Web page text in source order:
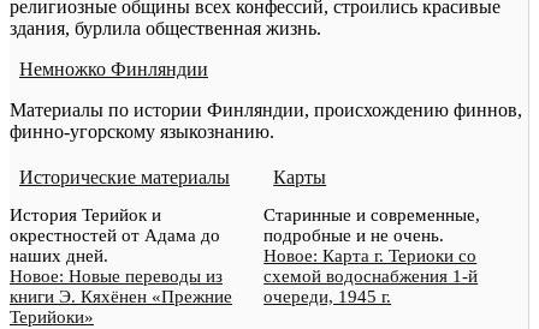
религиозные общины всех конфессий, строились красивые
здания, бурлила общественная жизнь.
Немножко Финляндии
Материалы по истории Финляндии, происхождению финнов,
финно-угорскому языкознанию.
Исторические материалы
История Терийок и
окрестностей от Адама до
наших дней.
Новое: Новые переводы из
книги Э. Кяхёнен «Прежние
Терийоки»
Карты
Старинные и современные,
подробные и не очень.
Новое: Карта г. Териоки со
схемой водоснабжения 1-й
очереди, 1945 г.